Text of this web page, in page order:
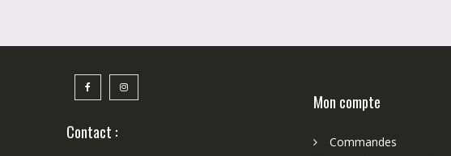
Contact :
Mon compte
Commandes